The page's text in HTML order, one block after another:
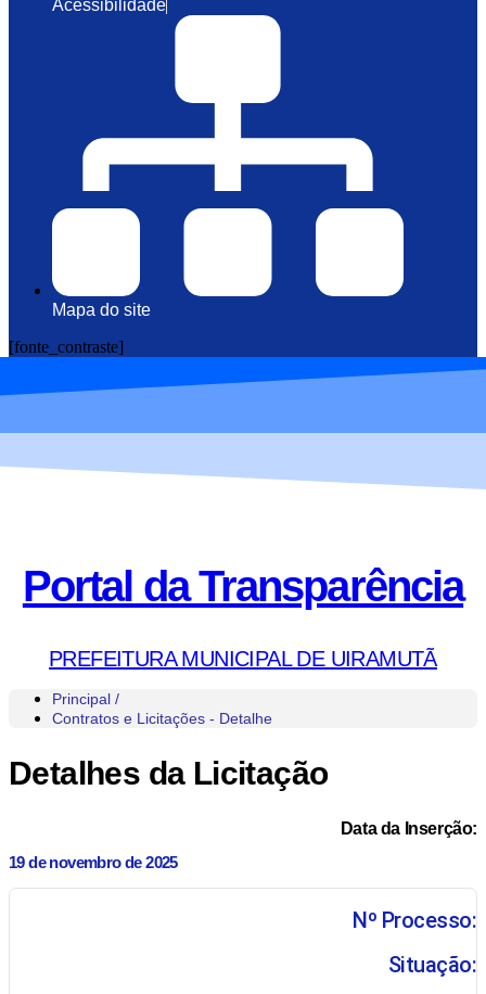
Acessibilidade
Mapa do site
[fonte_contraste]
Portal da Transparência
PREFEITURA MUNICIPAL DE UIRAMUTÃ
Principal /
Contratos e Licitações - Detalhe
Detalhes da Licitação
Data da Inserção:
19 de novembro de 2025
Nº Processo:
Situação: